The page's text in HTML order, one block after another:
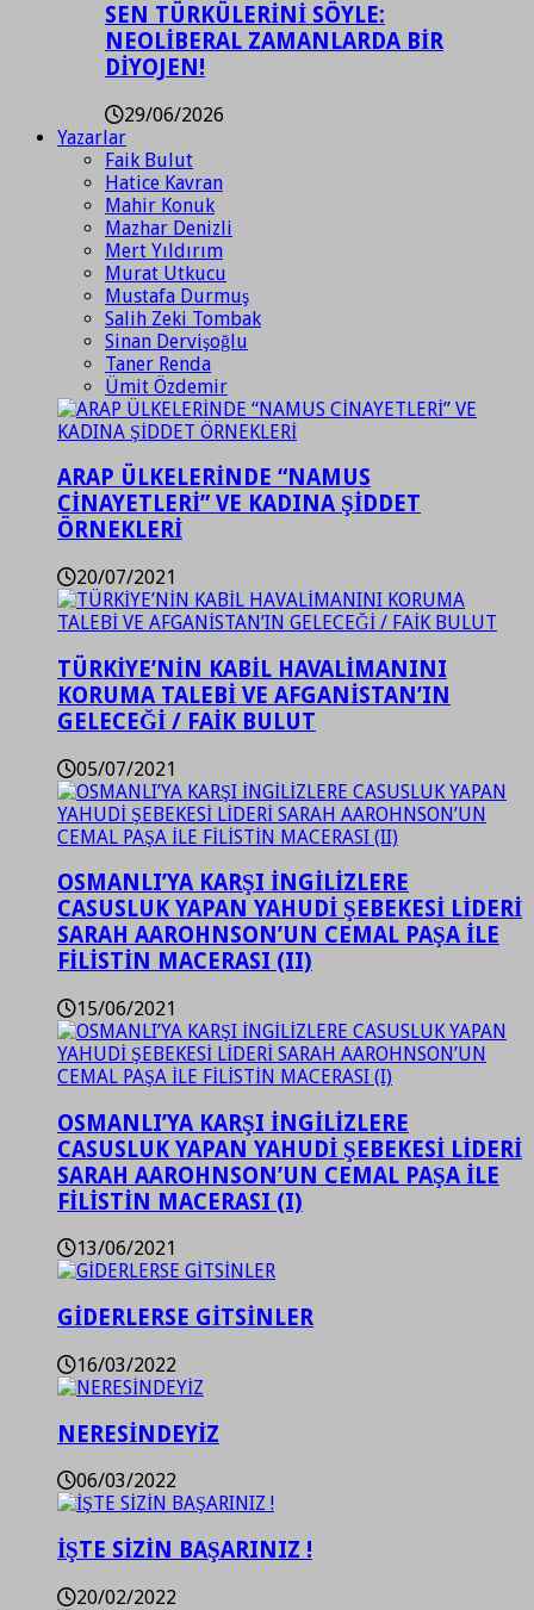
SEN TÜRKÜLERİNİ SÖYLE:
NEOLİBERAL ZAMANLARDA BİR
DİYOJEN!
29/06/2026
Yazarlar
Faik Bulut
Hatice Kavran
Mahir Konuk
Mazhar Denizli
Mert Yıldırım
Murat Utkucu
Mustafa Durmuş
Salih Zeki Tombak
Sinan Dervişoğlu
Taner Renda
Ümit Özdemir
ARAP ÜLKELERİNDE “NAMUS
CİNAYETLERİ” VE KADINA ŞİDDET
ÖRNEKLERİ
20/07/2021
TÜRKİYE’NİN KABİL HAVALİMANINI
KORUMA TALEBİ VE AFGANİSTAN’IN
GELECEĞİ / FAİK BULUT
05/07/2021
OSMANLI’YA KARŞI İNGİLİZLERE
CASUSLUK YAPAN YAHUDİ ŞEBEKESİ LİDERİ
SARAH AAROHNSON’UN CEMAL PAŞA İLE
FİLİSTİN MACERASI (II)
15/06/2021
OSMANLI’YA KARŞI İNGİLİZLERE
CASUSLUK YAPAN YAHUDİ ŞEBEKESİ LİDERİ
SARAH AAROHNSON’UN CEMAL PAŞA İLE
FİLİSTİN MACERASI (I)
13/06/2021
GİDERLERSE GİTSİNLER
16/03/2022
NERESİNDEYİZ
06/03/2022
İŞTE SİZİN BAŞARINIZ !
20/02/2022